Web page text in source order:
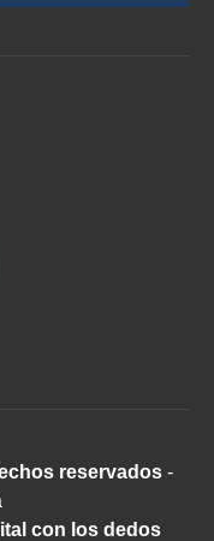
reservados-
con los dedos